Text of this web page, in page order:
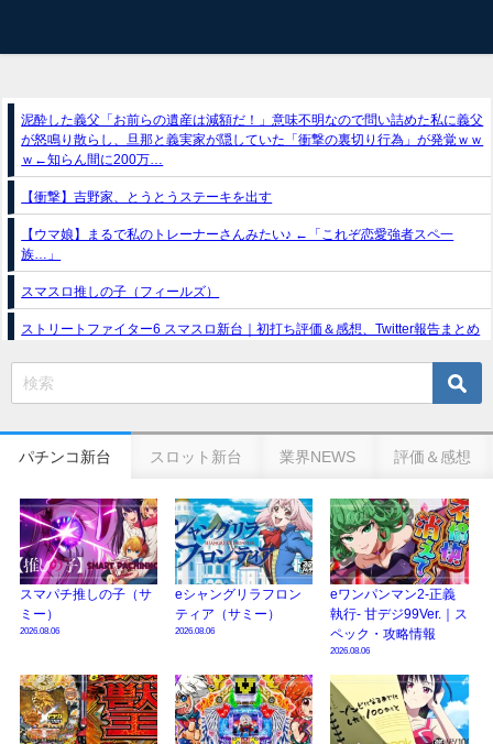
泥酔した義父「お前らの遺産は減額だ！」意味不明なので問い詰めた私に義父
が怒鳴り散らし、旦那と義実家が隠していた「衝撃の裏切り行為」が発覚ｗｗ
ｗ←知らん間に200万…
【衝撃】吉野家、とうとうステーキを出す
【ウマ娘】まるで私のトレーナーさんみたい♪ ←「これぞ恋愛強者スペ一
族…」
スマスロ推しの子（フィールズ）
ストリートファイター6 スマスロ新台｜初打ち評価＆感想、Twitter報告まとめ
e獣王-獅子の一撃-｜スペック・攻略情報
新台パチンコ『e魔女と野獣』公式PV動画｜LT直行型399帯、運命分岐から上
eSAOアリシゼーション夜空『ファン試打会』感想＆画像報告まとめ｜金木犀
日遊協、ファン調査2025を発表｜使用金額中央値「1万円-3万円/1回」「遊技
歴20年以上が50％以上」等々…
【2025年】エイプリルフール話題（ネタ）まとめ｜ぱちんこパチスロ関連【4
月1日】
パチンコ新台 スロット新台 業界NEWS 評価＆感想
スマパチ推しの子（サ
ミー）
2026.08.06
eシャングリラフロン
ティア（サミー）
2026.08.06
eワンパンマン2-正義
執行- 甘デジ99Ver.｜ス
ペック・攻略情報
2026.08.06